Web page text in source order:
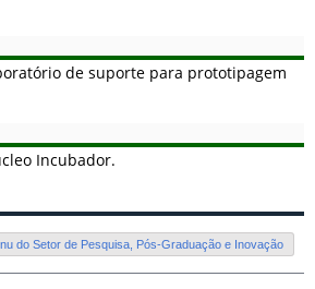
de suporte para prototipagem
Incubador.
do Setor de Pesquisa, Pós-Graduação e Inovação